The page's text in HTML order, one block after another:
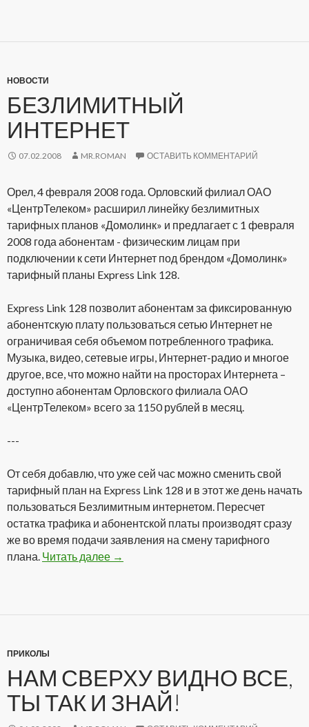
НОВОСТИ
БЕЗЛИМИТНЫЙ
ИНТЕРНЕТ
07.02.2008 MR.ROMAN ОСТАВИТЬ КОММЕНТАРИЙ
Орел, 4 февраля 2008 года. Орловский филиал ОАО
«ЦентрТелеком» расширил линейку безлимитных
тарифных планов «Домолинк» и предлагает с 1 февраля
2008 года абонентам - физическим лицам при
подключении к сети Интернет под брендом «Домолинк»
тарифный планы Express Link 128.
Express Link 128 позволит абонентам за фиксированную
абонентскую плату пользоваться сетью Интернет не
ограничивая себя объемом потребленного трафика.
Музыка, видео, сетевые игры, Интернет-радио и многое
другое, все, что можно найти на просторах Интернета –
доступно абонентам Орловского филиала ОАО
«ЦентрТелеком» всего за 1150 рублей в месяц.
---
От себя добавлю, что уже сей час можно сменить свой
тарифный план на Express Link 128 и в этот же день начать
пользоваться Безлимитным интернетом. Пересчет
остатка трафика и абонентской платы производят сразу
же во время подачи заявления на смену тарифного
плана. Читать далее Безлимитный Интернет
→
ПРИКОЛЫ
НАМ СВЕРХУ ВИДНО ВСЕ,
ТЫ ТАК И ЗНАЙ!